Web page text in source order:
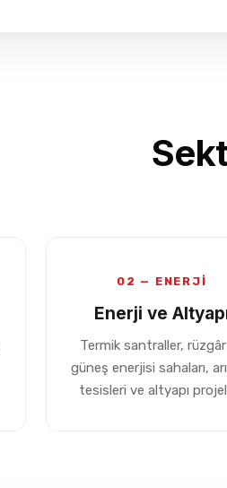
02 — ENERJİ
Enerji ve
Termik santraller,
güneş enerjisi sahaları,
tesisleri ve altyapı